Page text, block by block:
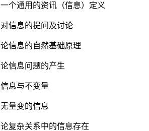
一个通用的资讯（信息）定义
对信息的提问及讨论
论信息的自然基础原理
论信息问题的产生
信息与不变量
无量变的信息
论复杂关系中的信息存在